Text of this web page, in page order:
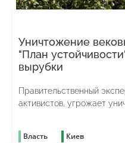
Уничтожение
"План
вырубки
Правительственный
активистов, угрожает
Власть Киев